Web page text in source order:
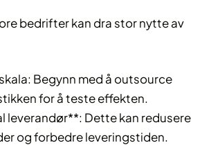
bedrifter kan dra stor nytte av
Begynn med å outsource
for å teste effekten.
leverandør**: Dette kan redusere
og forbedre leveringstiden.